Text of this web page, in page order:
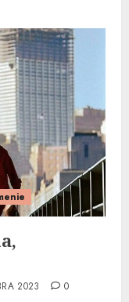
2023 0